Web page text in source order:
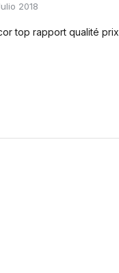
2018
top rapport qualité prix